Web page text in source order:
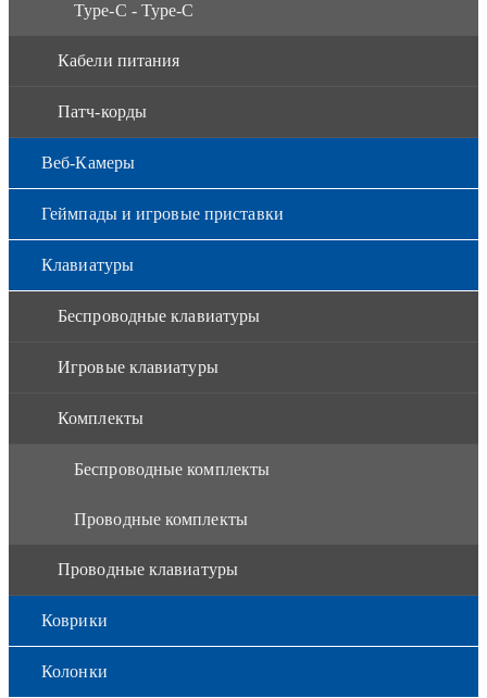
Type-C - Type-C
Кабели питания
Патч-корды
Веб-Камеры
Геймпады и игровые приставки
Клавиатуры
Беспроводные клавиатуры
Игровые клавиатуры
Комплекты
Беспроводные комплекты
Проводные комплекты
Проводные клавиатуры
Коврики
Колонки